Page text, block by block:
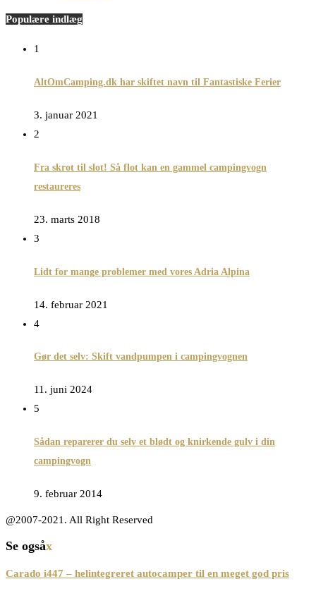
Populære indlæg
1
AltOmCamping.dk har skiftet navn til Fantastiske Ferier
3. januar 2021
2
Fra skrot til slot! Så flot kan en gammel campingvogn
restaureres
23. marts 2018
3
Lidt for mange problemer med vores Adria Alpina
14. februar 2021
4
Gør det selv: Skift vandpumpen i campingvognen
11. juni 2024
5
Sådan reparerer du selv et blødt og knirkende gulv i din
campingvogn
9. februar 2014
@2007-2021. All Right Reserved
Se ogsåx
Carado i447 – helintegreret autocamper til en meget god pris